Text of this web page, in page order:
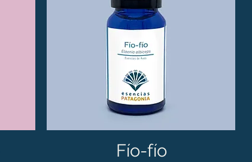
Fío-fío